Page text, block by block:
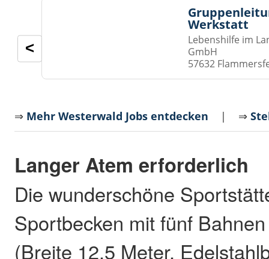
Werkstatt
Lebenshilfe im
GmbH
57632
<
⇒ Mehr Westerwald Jobs entdecken | ⇒
Langer Atem erforderlich
Die wunderschöne
Sportbecken mit fünf
(Breite 12,5 Meter,